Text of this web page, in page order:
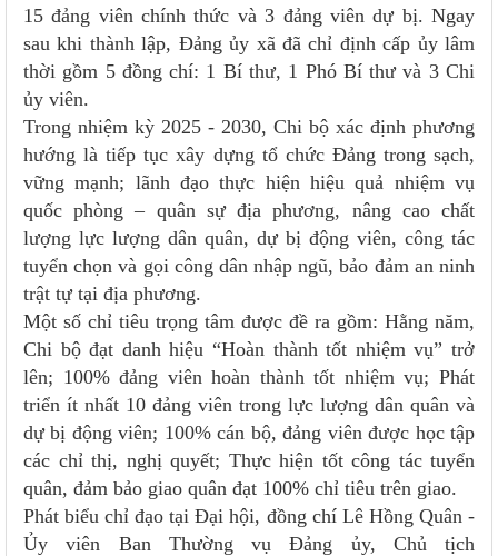
15 đảng viên chính thức và 3 đảng viên dự bị. Ngay
sau khi thành lập, Đảng ủy xã đã chỉ định cấp ủy lâm
thời gồm 5 đồng chí: 1 Bí thư, 1 Phó Bí thư và 3 Chi
ủy viên.
Trong nhiệm kỳ 2025 - 2030, Chi bộ xác định phương
hướng là tiếp tục xây dựng tổ chức Đảng trong sạch,
vững mạnh; lãnh đạo thực hiện hiệu quả nhiệm vụ
quốc phòng – quân sự địa phương, nâng cao chất
lượng lực lượng dân quân, dự bị động viên, công tác
tuyển chọn và gọi công dân nhập ngũ, bảo đảm an ninh
trật tự tại địa phương.
Một số chỉ tiêu trọng tâm được đề ra gồm: Hằng năm,
Chi bộ đạt danh hiệu “Hoàn thành tốt nhiệm vụ” trở
lên; 100% đảng viên hoàn thành tốt nhiệm vụ; Phát
triển ít nhất 10 đảng viên trong lực lượng dân quân và
dự bị động viên; 100% cán bộ, đảng viên được học tập
các chỉ thị, nghị quyết; Thực hiện tốt công tác tuyển
quân, đảm bảo giao quân đạt 100% chỉ tiêu trên giao.
Phát biểu chỉ đạo tại Đại hội, đồng chí Lê Hồng Quân -
Ủy viên Ban Thường vụ Đảng ủy, Chủ tịch